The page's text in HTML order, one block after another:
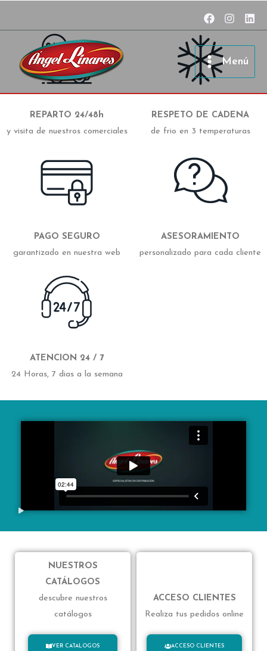
Menú
REPARTO 24/48h
y visita de nuestros comerciales
RESPETO DE CADENA
de frio en 3 temperaturas
PAGO SEGURO
garantizado en nuestra web
ASESORAMIENTO
personalizado para cada cliente
ATENCION 24 / 7
24 Horas, 7 dias a la semana
NUESTROS
CATÁLOGOS
descubre nuestros
catálogos
VER CATALOGOS
ACCESO CLIENTES
Realiza tus pedidos online
ACCESO CLIENTES